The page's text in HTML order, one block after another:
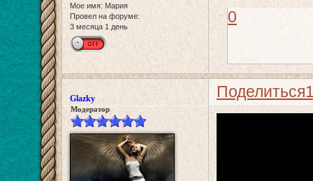
Мое имя: Мария
Провел на форуме:
3 месяца 1 день
0
Поделиться
Glazky
Модератор